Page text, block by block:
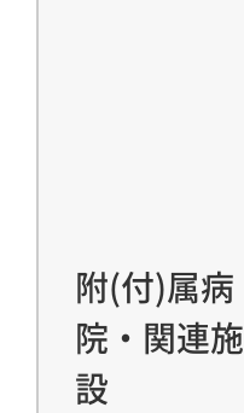
附(付)属病
院・関連施
設